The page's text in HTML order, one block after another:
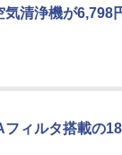
清浄機が6,798
ィルタ搭載の